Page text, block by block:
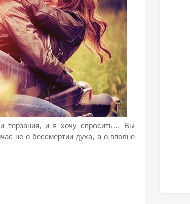
терзания, и я хочу спросить… Вы
не о бессмертии духа, а о вполне